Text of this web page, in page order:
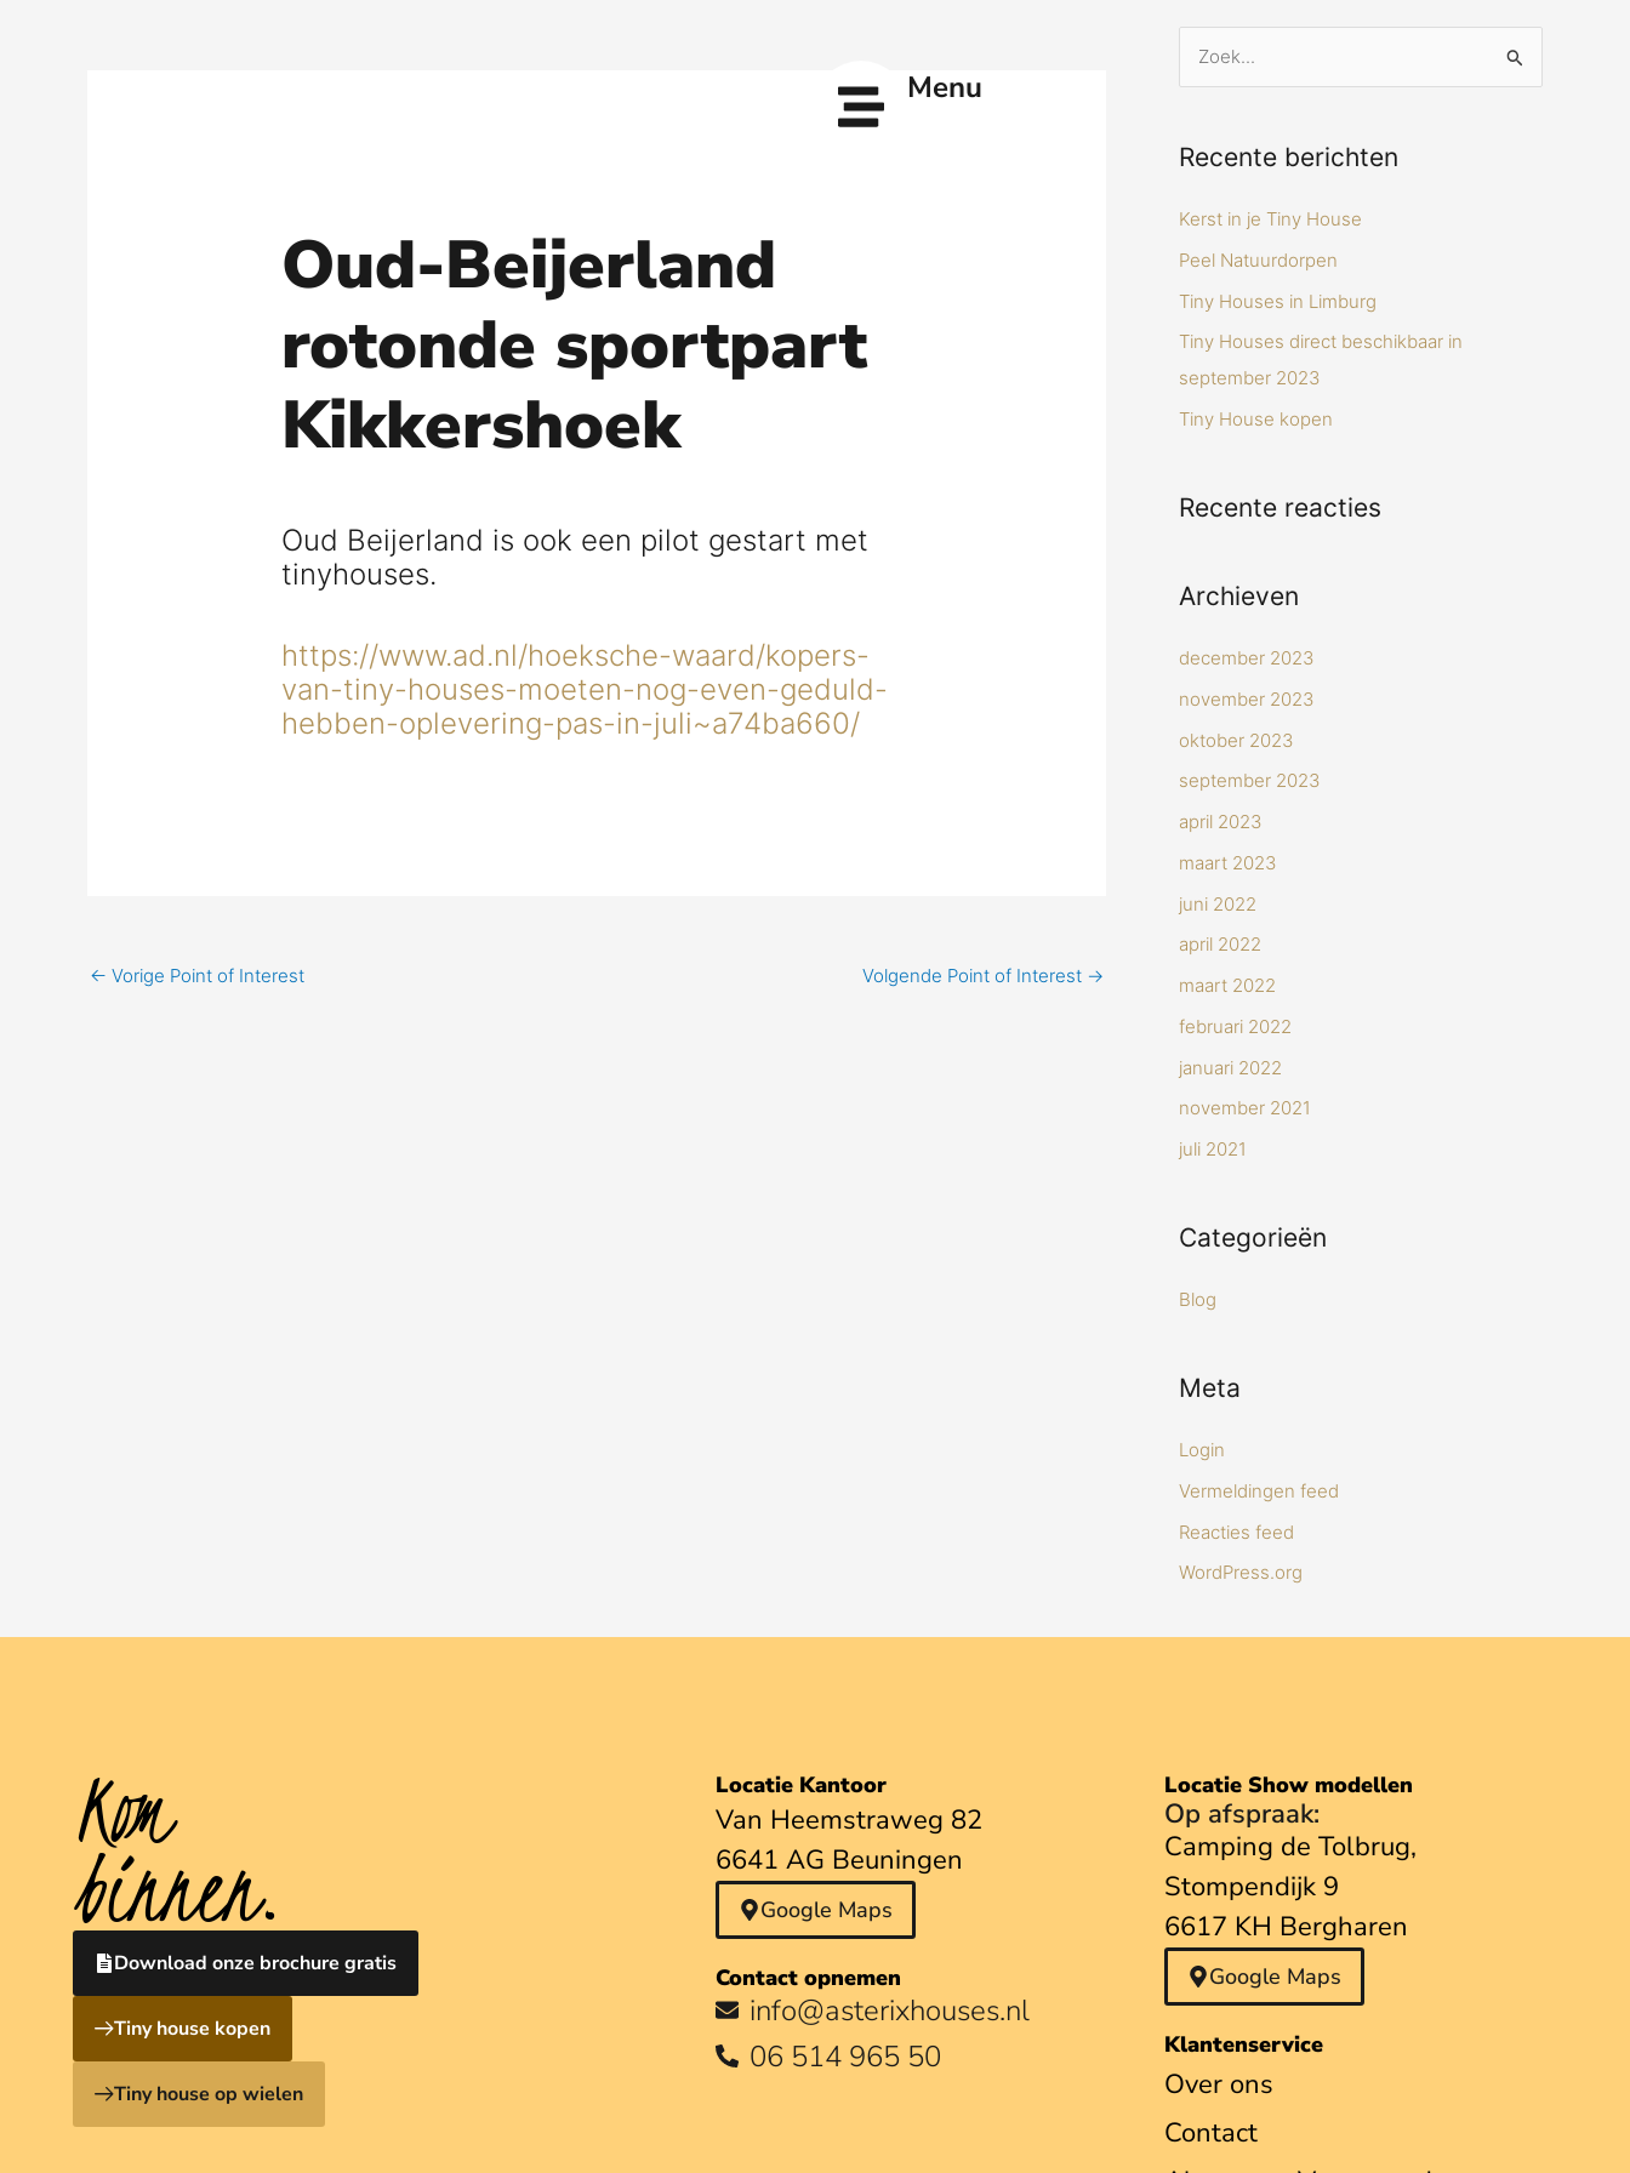
Menu
Oud-Beijerland
rotonde sportpart
Kikkershoek
Oud Beijerland is ook een pilot gestart met
tinyhouses.
https://www.ad.nl/hoeksche-waard/kopers-
van-tiny-houses-moeten-nog-even-geduld-
hebben-oplevering-pas-in-juli~a74ba660/
← Vorige Point of Interest Volgende Point of Interest →
k
n
Recente berichten
Kerst in je Tiny House
Peel Natuurdorpen
Tiny Houses in Limburg
Tiny Houses direct beschikbaar in
september 2023
Tiny House kopen
Recente reacties
Archieven
december 2023
november 2023
oktober 2023
september 2023
april 2023
maart 2023
juni 2022
april 2022
maart 2022
februari 2022
januari 2022
november 2021
juli 2021
Categorieën
Blog
Meta
Login
Vermeldingen feed
Reacties feed
WordPress.org
Kom
binnen.
Download onze brochure gratis
Tiny house kopen
Tiny house op wielen
Locatie Kantoor
Van Heemstraweg 82
6641 AG Beuningen
Google Maps
Contact opnemen
info@asterixhouses.nl
06 514 965 50
Locatie Show modellen
Op afspraak:
Camping de Tolbrug,
Stompendijk 9
6617 KH Bergharen
Google Maps
Klantenservice
Over ons
Contact